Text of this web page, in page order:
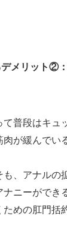
メリット②
普段はキュ
が緩んでい
、アナルの
ニーができ
めの肛門括